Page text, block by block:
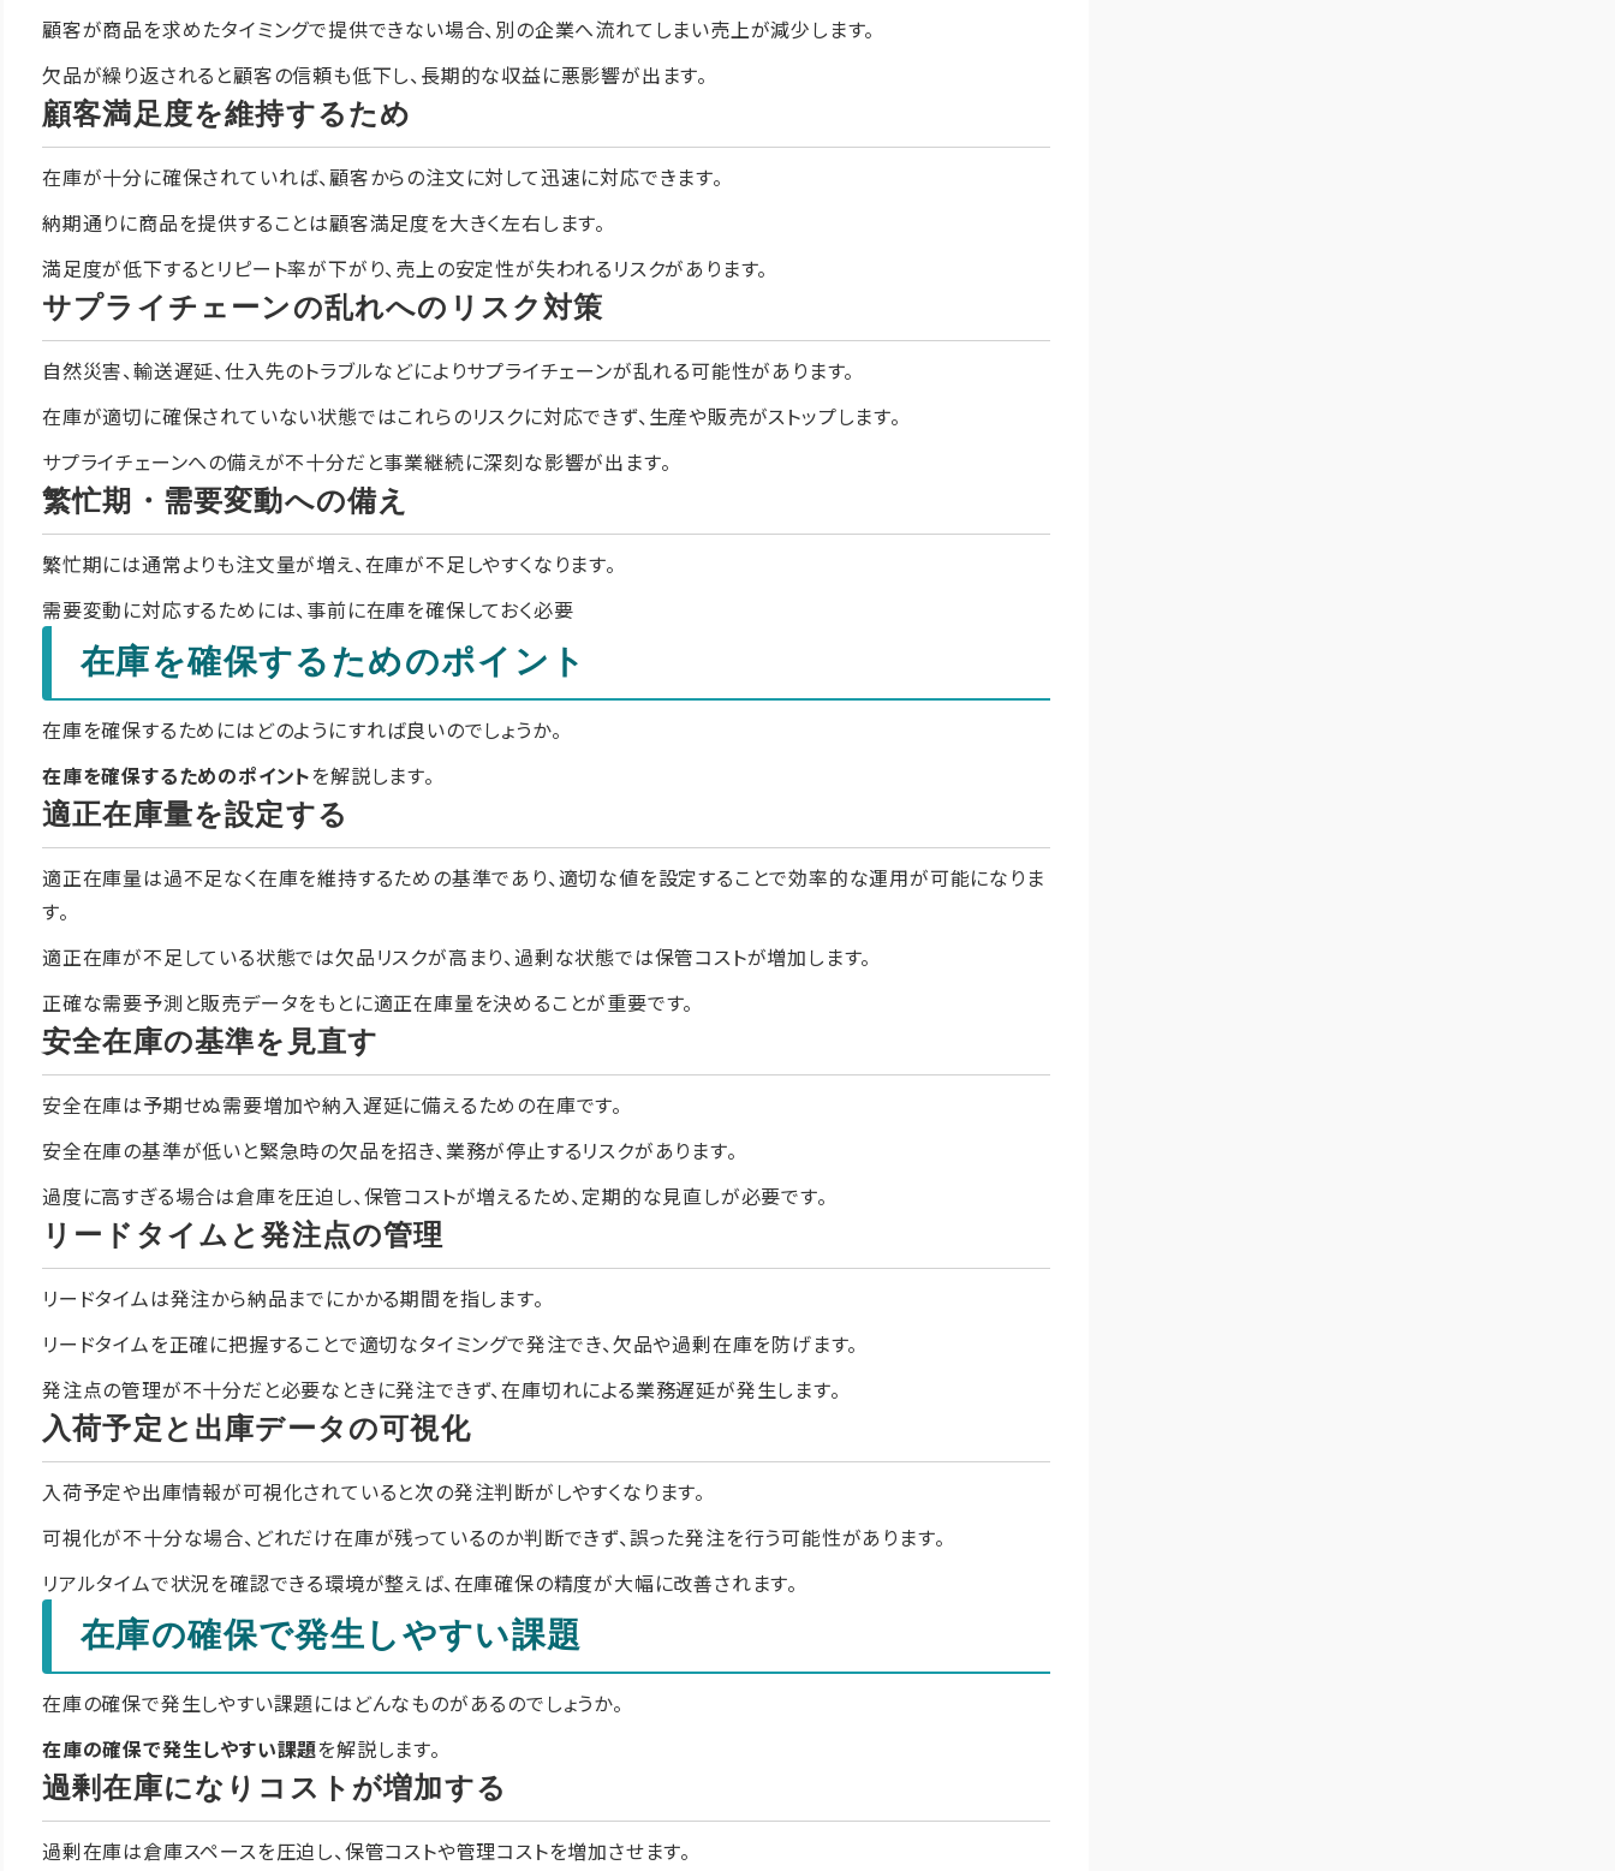
顧客が商品を求めたタイミングで提供できない場合、別の企業へ流れてしまい売上が減少します。
欠品が繰り返されると顧客の信頼も低下し、長期的な収益に悪影響が出ます。
顧客満足度を維持するため
在庫が十分に確保されていれば、顧客からの注文に対して迅速に対応できます。
納期通りに商品を提供することは顧客満足度を大きく左右します。
満足度が低下するとリピート率が下がり、売上の安定性が失われるリスクがあります。
サプライチェーンの乱れへのリスク対策
自然災害、輸送遅延、仕入先のトラブルなどによりサプライチェーンが乱れる可能性があります。
在庫が適切に確保されていない状態ではこれらのリスクに対応できず、生産や販売がストップします。
サプライチェーンへの備えが不十分だと事業継続に深刻な影響が出ます。
繁忙期・需要変動への備え
繁忙期には通常よりも注文量が増え、在庫が不足しやすくなります。
需要変動に対応するためには、事前に在庫を確保しておく必要
在庫を確保するためのポイント
在庫を確保するためにはどのようにすれば良いのでしょうか。
在庫を確保するためのポイントを解説します。
適正在庫量を設定する
適正在庫量は過不足なく在庫を維持するための基準であり、適切な値を設定することで効率的な運用が可能になりま
す。
適正在庫が不足している状態では欠品リスクが高まり、過剰な状態では保管コストが増加します。
正確な需要予測と販売データをもとに適正在庫量を決めることが重要です。
安全在庫の基準を見直す
安全在庫は予期せぬ需要増加や納入遅延に備えるための在庫です。
安全在庫の基準が低いと緊急時の欠品を招き、業務が停止するリスクがあります。
過度に高すぎる場合は倉庫を圧迫し、保管コストが増えるため、定期的な見直しが必要です。
リードタイムと発注点の管理
リードタイムは発注から納品までにかかる期間を指します。
リードタイムを正確に把握することで適切なタイミングで発注でき、欠品や過剰在庫を防げます。
発注点の管理が不十分だと必要なときに発注できず、在庫切れによる業務遅延が発生します。
入荷予定と出庫データの可視化
入荷予定や出庫情報が可視化されていると次の発注判断がしやすくなります。
可視化が不十分な場合、どれだけ在庫が残っているのか判断できず、誤った発注を行う可能性があります。
リアルタイムで状況を確認できる環境が整えば、在庫確保の精度が大幅に改善されます。
在庫の確保で発生しやすい課題
在庫の確保で発生しやすい課題にはどんなものがあるのでしょうか。
在庫の確保で発生しやすい課題を解説します。
過剰在庫になりコストが増加する
過剰在庫は倉庫スペースを圧迫し、保管コストや管理コストを増加させます。